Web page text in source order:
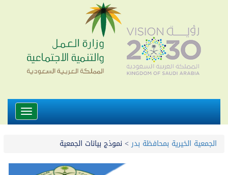
Toggle
الجمعية الخيرية بمحافظة بدر> نموذج بيانات الجمعية